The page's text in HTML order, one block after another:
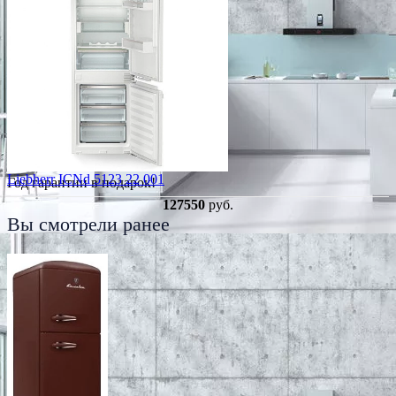
Год гарантии в подарок!
Liebherr ICNd 5123 22 001
127550 руб.
Вы смотрели ранее